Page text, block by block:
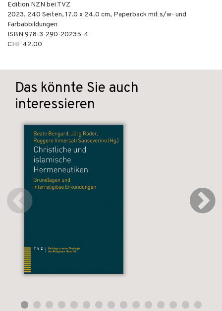
Edition NZN bei TVZ
2023, 240 Seiten, 17.0 x 24.0 cm, Paperback mit s/w- und
Farbabbildungen
ISBN 978-3-290-20235-4
CHF 42.00
Das könnte Sie auch
interessieren